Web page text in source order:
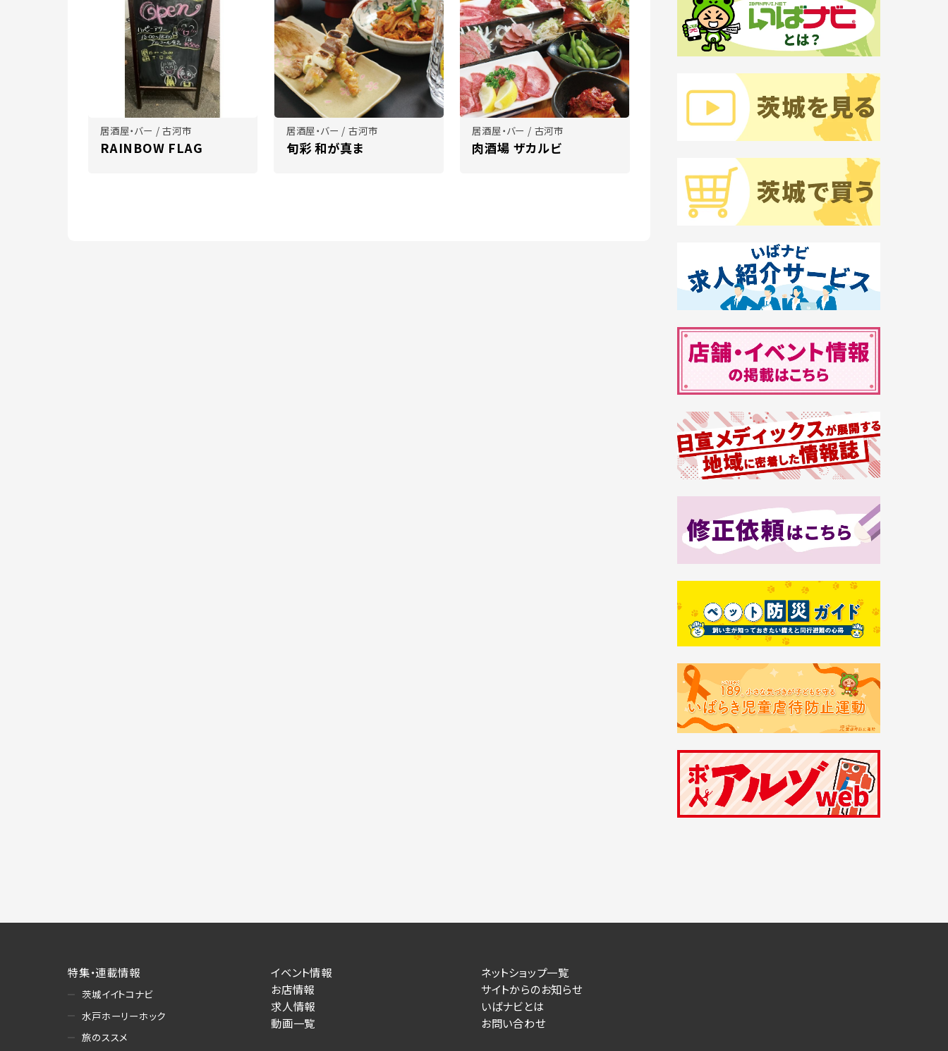
居酒屋・バー / 古河市
RAINBOW FLAG
居酒屋・バー / 古河市
旬彩 和が真ま
居酒屋・バー / 古河市
肉酒場 ザカルビ
特集・連載情報
茨城イイトコナビ
水戸ホーリーホック
旅のススメ
イベント情報
お店情報
求人情報
動画一覧
ネットショップ一覧
サイトからのお知らせ
いばナビとは
お問い合わせ